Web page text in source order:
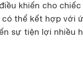
khiến cho chiếc
có thể kết hợp với
sự tiện lợi nhiều